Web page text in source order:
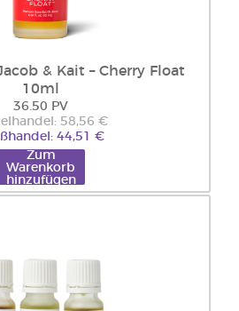
& Kait – Cherry Float
10ml
36.50 PV
58,56 €
44,51 €
Zum
Warenkorb
hinzufügen